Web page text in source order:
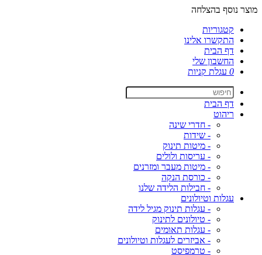
מוצר נוסף בהצלחה
קטגוריות
התקשרו אלינו
דף הבית
החשבון שלי
0 עגלת קניות
דף הבית
ריהוט
- חדרי שינה
- שידות
- מיטות תינוק
- עריסות ולולים
- מיטות מעבר ומזרנים
- כורסת הנקה
- חבילות הלידה שלנו
עגלות וטיולונים
- עגלות תינוק מגיל לידה
- טיולונים לתינוק
- עגלות תאומים
- אביזרים לעגלות וטיולונים
- טרמפיסט